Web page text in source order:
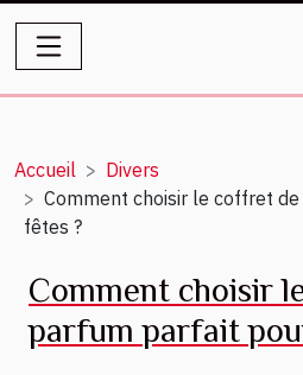
Accueil
Divers
Comment choisir le coffret
fêtes ?
Comment choisir
parfum parfait